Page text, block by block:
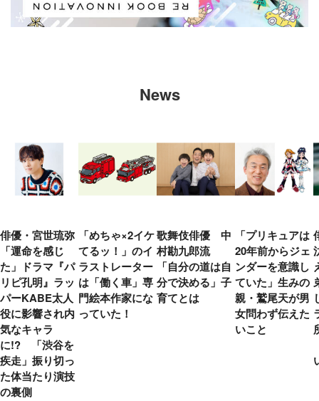
News
俳優・宮世琉弥
「運命を感じ
た」ドラマ『パ
リピ孔明』ラッ
パーKABE太人
役に影響され内
気なキャラ
に!? 「渋谷を
疾走」振り切っ
た体当たり演技
の裏側
「めちゃ×2イケ
てるッ！」のイ
ラストレーター
は「働く車」専
門絵本作家にな
っていた！
歌舞伎俳優 中
村勘九郎流
「自分の道は自
分で決める」子
育てとは
「プリキュアは
20年前からジェ
ンダーを意識し
ていた」生みの
親・鷲尾天が男
女問わず伝えた
いこと